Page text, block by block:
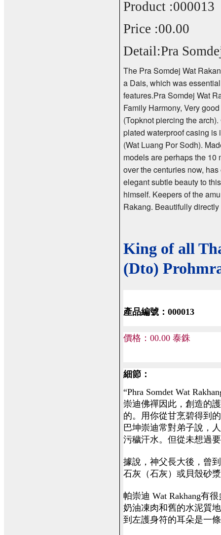
Product :000013
Price :00.00
Detail:Pra
The Pra Somdej Wat
a Dais, which was
features.Pra Somdej Wat
Family Harmony, Very
(Topknot piercing the
plated waterproof casing is
(Wat Luang Por Sodh).
models are perhaps the
over the centuries now,
elegant subtle beauty to
himself. Keepers of the
Rakang. Beautifully
King of all
(Dto)
產品編號：000013
價格：00.00 泰銖
細節：
“Phra Somdet Wat
崇迪佛禪因此，創造的
的。用你從甘烹碧得到
巴坤崇迪常對弟子說，
污穢汗水。但從未想過
據說，神父長大後，曾
石灰（石灰）或貝殼砂
帕崇迪 Wat Rakhang有
奶油凍肉和舊的水泥質
到左護身符的耳朵是一